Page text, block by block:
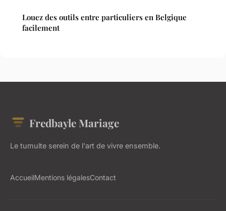
Louez des outils entre particuliers en Belgique
facilement
Fredbayle Mariage
Le tumulte serein de l'art de vivre ensemble.
AccueilMentions légalesContact